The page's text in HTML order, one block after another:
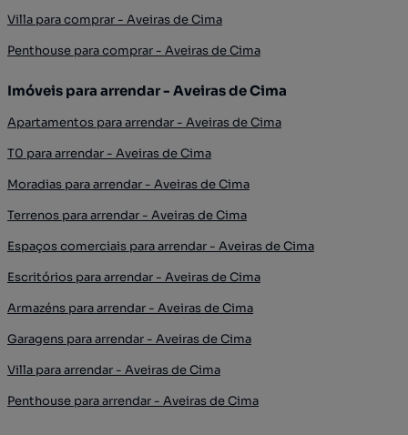
Villa para comprar - Aveiras de Cima
Penthouse para comprar - Aveiras de Cima
Imóveis para arrendar - Aveiras de Cima
Apartamentos para arrendar - Aveiras de Cima
T0 para arrendar - Aveiras de Cima
Moradias para arrendar - Aveiras de Cima
Terrenos para arrendar - Aveiras de Cima
Espaços comerciais para arrendar - Aveiras de Cima
Escritórios para arrendar - Aveiras de Cima
Armazéns para arrendar - Aveiras de Cima
Garagens para arrendar - Aveiras de Cima
Villa para arrendar - Aveiras de Cima
Penthouse para arrendar - Aveiras de Cima